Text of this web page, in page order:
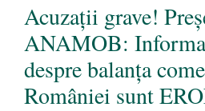
Acuzații grave!
ANAMOB:
despre balanța
României sunt